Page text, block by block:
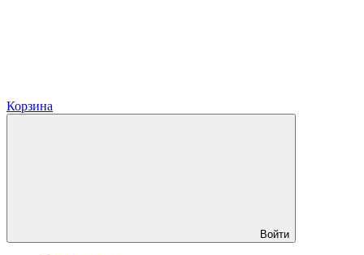
Корзина
Войти